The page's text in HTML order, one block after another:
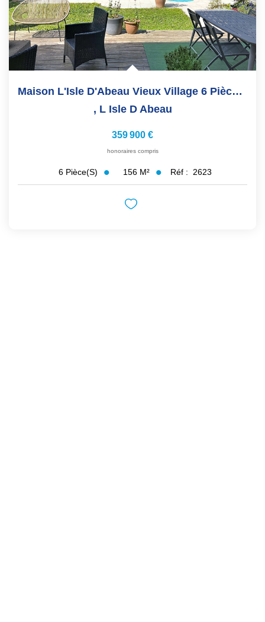
Maison L'Isle D'Abeau Vieux Village 6 Pièces 155 M2
, L Isle D Abeau
359 900 €
honoraires compris
6 Pièce(s) 156 M² Réf : 2623